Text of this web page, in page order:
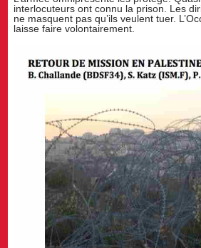
interlocuteurs ont connu la prison. Les
ne masquent pas qu’ils veulent tuer.
laisse faire volontairement.